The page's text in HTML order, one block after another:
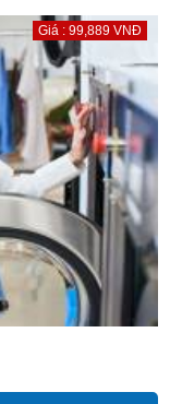
Giá : 99,889 VNĐ